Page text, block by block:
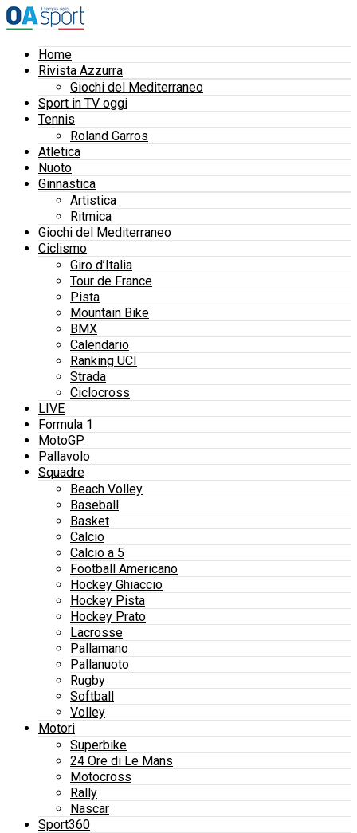
Home
Rivista Azzurra
Giochi del Mediterraneo
Sport in TV oggi
Tennis
Roland Garros
Atletica
Nuoto
Ginnastica
Artistica
Ritmica
Giochi del Mediterraneo
Ciclismo
Giro d’Italia
Tour de France
Pista
Mountain Bike
BMX
Calendario
Ranking UCI
Strada
Ciclocross
LIVE
Formula 1
MotoGP
Pallavolo
Squadre
Beach Volley
Baseball
Basket
Calcio
Calcio a 5
Football Americano
Hockey Ghiaccio
Hockey Pista
Hockey Prato
Lacrosse
Pallamano
Pallanuoto
Rugby
Softball
Volley
Motori
Superbike
24 Ore di Le Mans
Motocross
Rally
Nascar
Sport360